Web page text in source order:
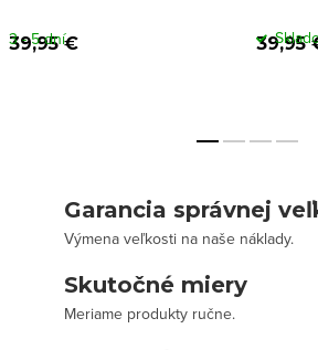
39,95 €
3 - 5 dní 39,95
Garancia správnej
Výmena veľkosti na naše náklady.
Skutočné miery
Meriame produkty ručne.